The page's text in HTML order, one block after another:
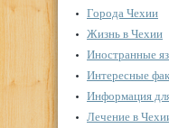
Города Чехии
Жизнь в Чехии
Иностранные
Интересные
Информация
Лечение в